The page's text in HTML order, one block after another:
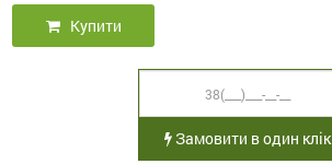
Купити
Замовити в один клік